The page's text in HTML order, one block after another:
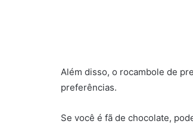
Além disso, o rocambole de
preferências.
Se você é fã de chocolate,